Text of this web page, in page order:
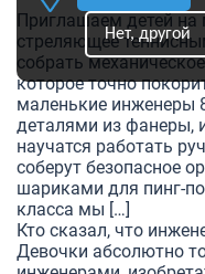
Нет, другой
Приглашаем детей на
стреляющее
собрать
которое точно
маленькие инженеры
деталями из фанеры,
научатся работать
соберут безопасное
шариками для пинг-
класса мы […]
Кто сказал, что
Девочки абсолютно